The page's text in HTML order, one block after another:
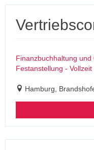
Finanzbuchhaltung
Festanstellung - Vollzeit
Hamburg,